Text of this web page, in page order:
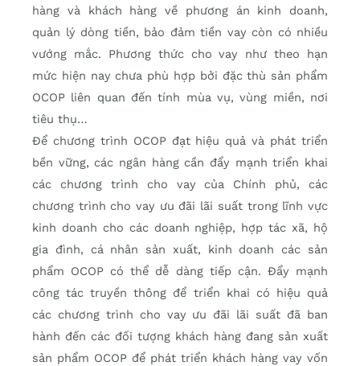
hàng và khách hàng về phương án kinh doanh,
quản lý dòng tiền, bảo đảm tiền vay còn có nhiều
vướng mắc. Phương thức cho vay như theo hạn
mức hiện nay chưa phù hợp bởi đặc thù sản phẩm
OCOP liên quan đến tính mùa vụ, vùng miền, nơi
tiêu thụ…
Để chương trình OCOP đạt hiệu quả và phát triển
bền vững, các ngân hàng cần đẩy mạnh triển khai
các chương trình cho vay của Chính phủ, các
chương trình cho vay ưu đãi lãi suất trong lĩnh vực
kinh doanh cho các doanh nghiệp, hợp tác xã, hộ
gia đình, cá nhân sản xuất, kinh doanh các sản
phẩm OCOP có thể dễ dàng tiếp cận. Đẩy mạnh
công tác truyền thông để triển khai có hiệu quả
các chương trình cho vay ưu đãi lãi suất đã ban
hành đến các đối tượng khách hàng đang sản xuất
sản phẩm OCOP để phát triển khách hàng vay vốn